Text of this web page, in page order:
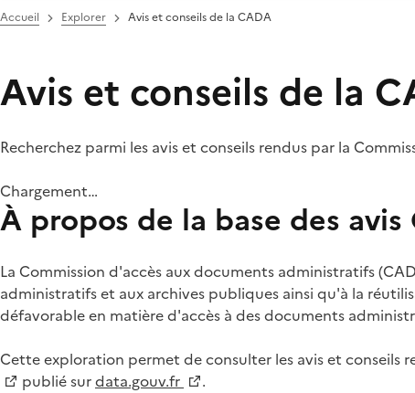
Accueil Explorer Avis et conseils de la CADA
Avis et conseils de la
Recherchez parmi les avis et conseils rendus par la
Chargement…
À propos de la base des avis
La Commission d'accès aux documents administratifs
administratifs et aux archives publiques ainsi qu'à la
défavorable en matière d'accès à des documents
Cette exploration permet de consulter les avis et conseils
publié surdata.gouv.fr .